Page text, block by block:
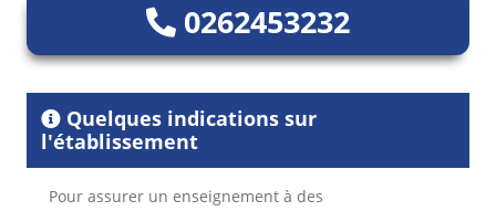
0262453232
Quelques indications sur
l'établissement
Pour assurer un enseignement à des